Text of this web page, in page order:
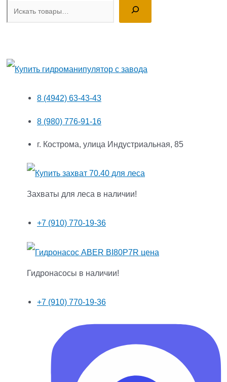
Поиск
8 (4942) 63-43-43
8 (980) 776-91-16
г. Кострома, улица Индустриальная, 85
Захваты для леса в наличии!
+7 (910) 770-19-36
Гидронасосы в наличии!
+7 (910) 770-19-36